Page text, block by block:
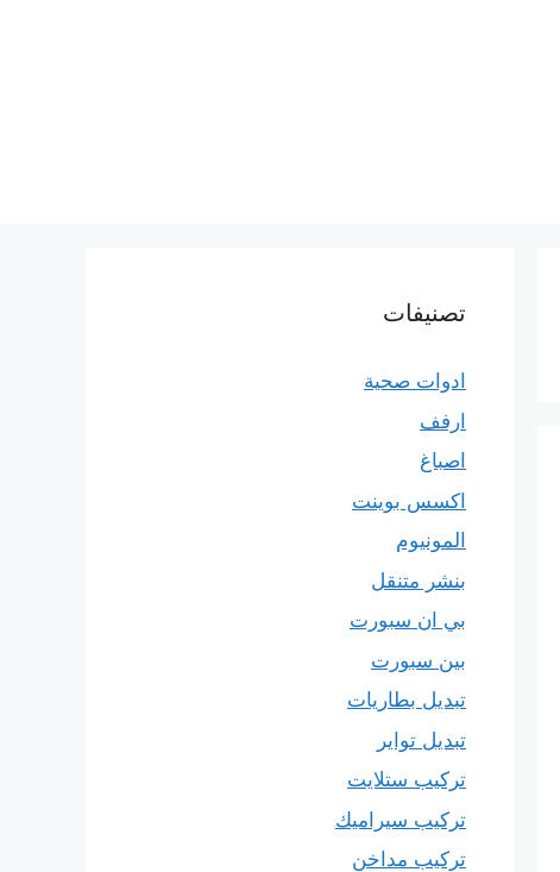
تصنيفات
ادوات صحية
ارفف
اصباغ
اكسس بوينت
المونيوم
بنشر متنقل
بي ان سبورت
بين سبورت
تبديل بطاريات
تبديل تواير
تركيب ستلايت
تركيب سيراميك
تركيب مداخن